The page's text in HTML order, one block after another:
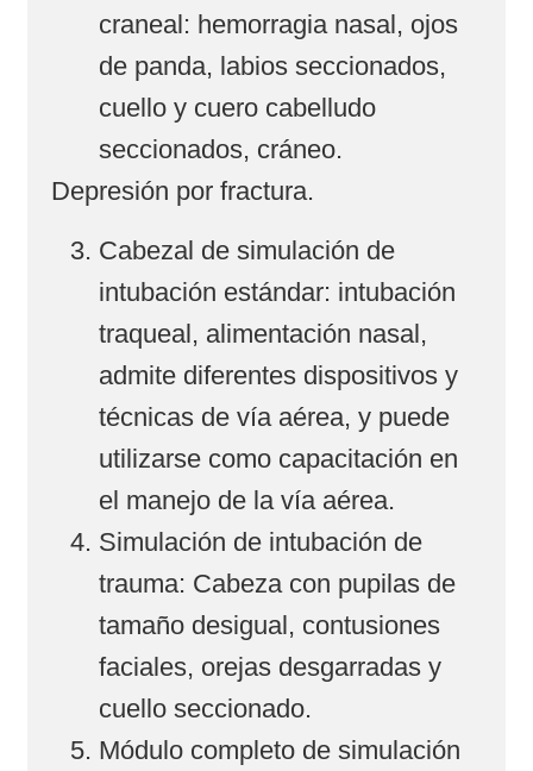
craneal: hemorragia nasal, ojos
de panda, labios seccionados,
cuello y cuero cabelludo
seccionados, cráneo.
Depresión por fractura.
Cabezal de simulación de
intubación estándar: intubación
traqueal, alimentación nasal,
admite diferentes dispositivos y
técnicas de vía aérea, y puede
utilizarse como capacitación en
el manejo de la vía aérea.
Simulación de intubación de
trauma: Cabeza con pupilas de
tamaño desigual, contusiones
faciales, orejas desgarradas y
cuello seccionado.
Módulo completo de simulación